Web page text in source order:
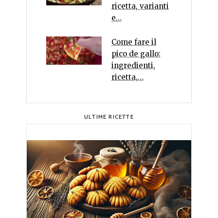
ricetta, varianti
e…
Come fare il
pico de gallo:
ingredienti,
ricetta,…
ULTIME RICETTE